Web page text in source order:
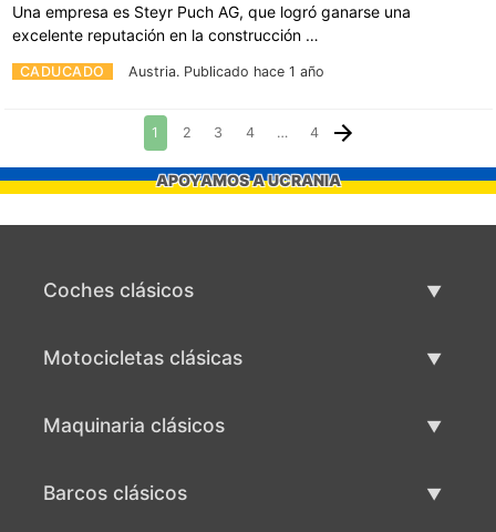
CADUCADO Austria. Publicado hace 1 año
Una empresa es Steyr Puch AG, que logró ganarse una
excelente reputación en la construcción …
1 2 3 4 … 4
APOYAMOS A UCRANIA
Coches clásicos
Motocicletas clásicas
Maquinaria clásicos
Barcos clásicos